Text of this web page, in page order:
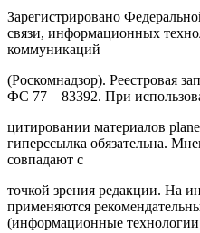
Зарегистрировано
связи, информационных
коммуникаций
(Роскомнадзор). Реестровая
ФС 77 – 83392. При
цитировании материалов
гиперссылка обязательна.
совпадают с
точкой зрения редакции. На
применяются
(информационные технологии